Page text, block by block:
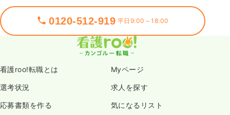
0120-512-919 平日9:00～18:00
看護roo!転職とは Myページ
選考状況 求人を探す
応募書類を作る 気になるリスト